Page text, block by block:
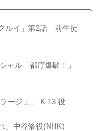
ルイ」第2話 前生徒
ャル「都庁爆破！」
ージュ」 K-13 役
」中谷修役(NHK)